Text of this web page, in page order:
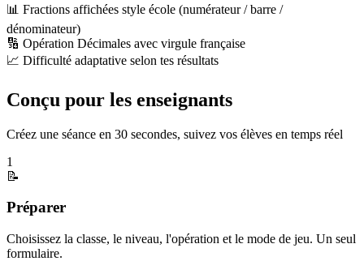
📊 Fractions affichées style école (numérateur / barre /
dénominateur)
🔢 Opération Décimales avec virgule française
📈 Difficulté adaptative selon tes résultats
Conçu pour les enseignants
Créez une séance en 30 secondes, suivez vos élèves en temps réel
1
📝
Préparer
Choisissez la classe, le niveau, l'opération et le mode de jeu. Un seul
formulaire.